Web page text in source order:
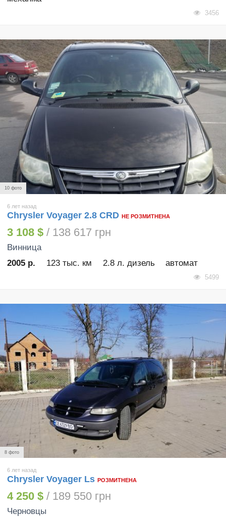
3456
10 фото
6 лет назад
Chrysler Voyager 2.8 CRD НЕ РОЗМИТНЕНА
3 108 $ / 138 617 грн
Винница
2005 р.
123 тыс. км 2.8 л. дизель автомат
5499
8 фото
6 лет назад
Chrysler Voyager Ls РОЗМИТНЕНА
4 250 $ / 189 550 грн
Черновцы